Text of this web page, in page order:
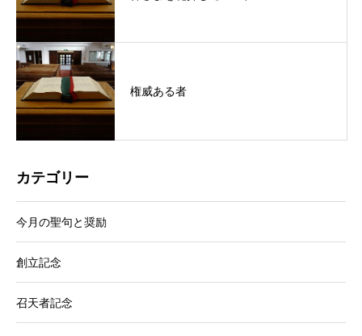
権威ある者
カテゴリー
今月の聖句と奨励
創立記念
召天者記念